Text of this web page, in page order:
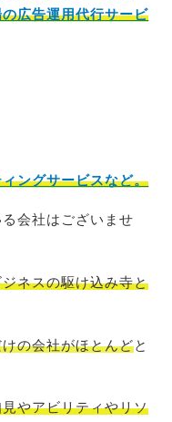
広告運用代行サービ
ングサービスなど。
会社はございませ
ネスの駆け込み寺と
の会社がほとんどと
やアビリティやリソ